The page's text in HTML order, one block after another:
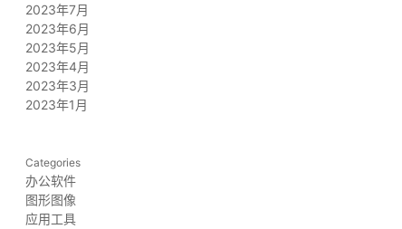
2023年7月
2023年6月
2023年5月
2023年4月
2023年3月
2023年1月
Categories
办公软件
图形图像
应用工具